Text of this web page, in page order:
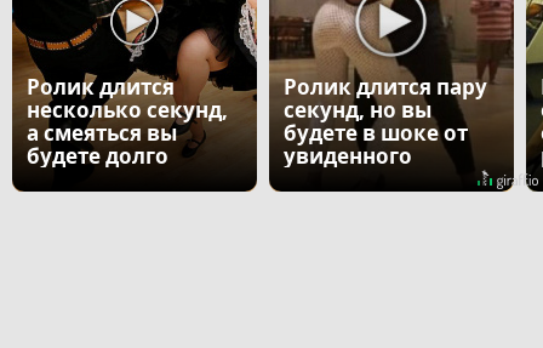
Ролик длится
несколько секунд,
а смеяться вы
будете долго
Ролик длится пару
секунд, но вы
будете в шоке от
увиденного